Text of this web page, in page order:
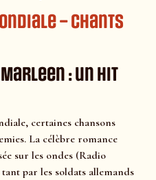
– Chants
: un hit
certaines chansons
La célèbre romance
sur les ondes (Radio
par les soldats allemands